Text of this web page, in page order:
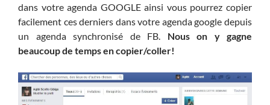
dans votre agenda GOOGLE ainsi vous pourrez copier
facilement ces derniers dans votre agenda google depuis
un agenda synchronisé de FB. Nous on y gagne
beaucoup de temps en copier/coller!